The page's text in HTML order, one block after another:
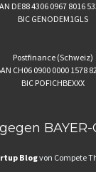
DE88 4306 0967 8016
BIC GENODEM1GLS
Postfinance (Schweiz)
CH06 0900 0000 1578
BIC POFICHBEXXX
BAYER-
Blogvon Compete